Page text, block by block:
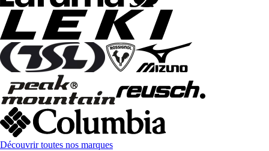
Découvrir toutes nos marques